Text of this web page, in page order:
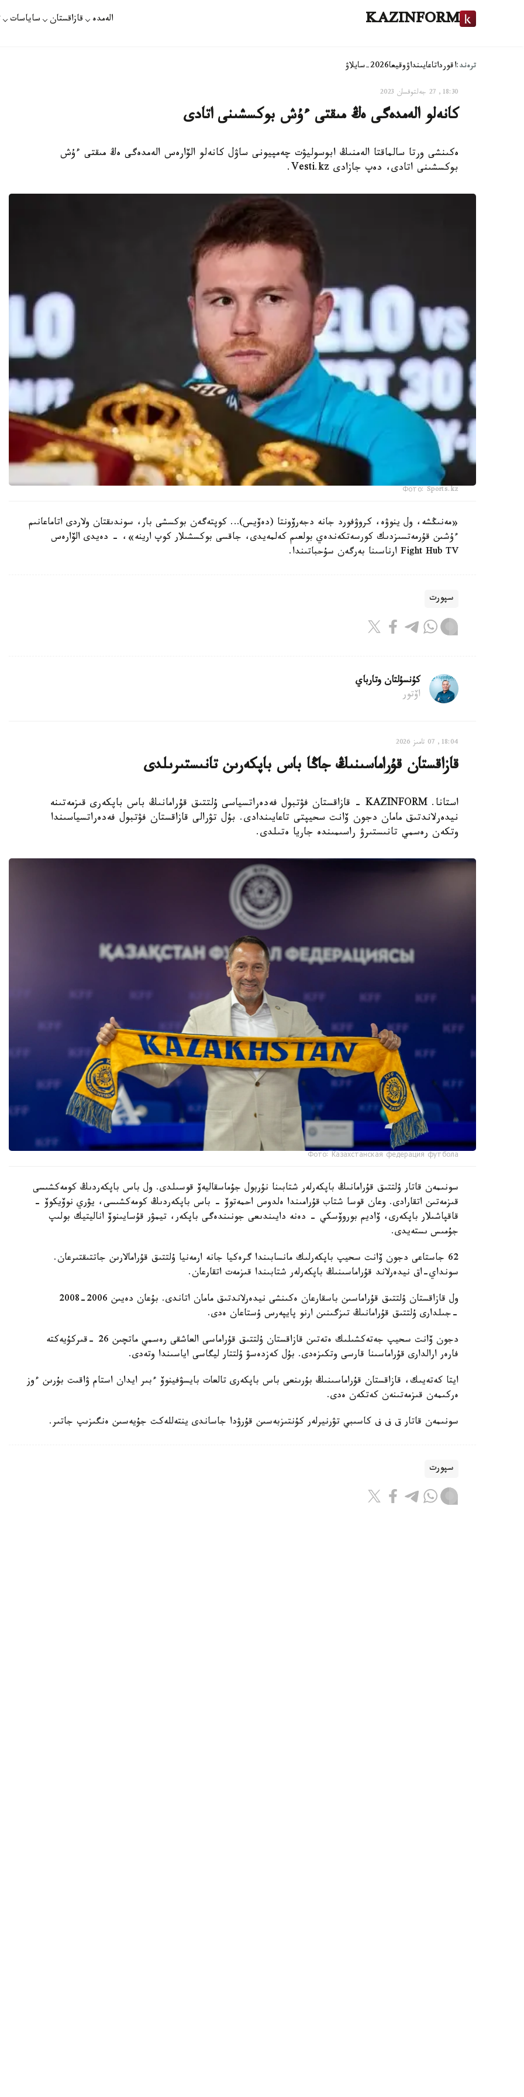
KAZINFORM الەمدە قازاقستان ساياسات
ترەند:اقورداتاعايىنداۋوقيعا2026-سايلاۋ
18:30, 27 جەلتوقسان 2023
كانەلو الەمدەگى ەڭ مىقتى ءۇش بوكسشىنى اتادى
ەكىنشى ورتا سالماقتا الەمنىڭ ابوسوليۋت چەمپيونى ساۋل كانەلو الۆارەس الەمدەگى ەڭ مىقتى ءۇش
بوكسشىنى اتادى، دەپ جازادى Vesti.kz.
Фото: Sports.kz
«مەنىڭشە، ول ينوۋە، كروۋفورد جانە دجەرۆونتا (دەۆيس)… كوپتەگەن بوكسشى بار، سوندىقتان ولاردى اتاماعانىم
ءۇشىن قۇرمەتسىزدىك كورسەتكەندەي بولعىم كەلمەيدى، جاقسى بوكسشىلار كوپ ارينە»، - دەيدى الۆارەس
Fight Hub TV ارناسىنا بەرگەن سۇحباتىندا.
سپورت
كۇنسۇلتان وتارباي
اۆتور
18:04, 07 تامىز 2026
قازاقستان قۇراماسىنىڭ جاڭا باس باپكەرىن تانىستىرىلدى
استانا. KAZINFORM - قازاقستان فۋتبول فەدەراتسياسى ۇلتتىق قۇرامانىڭ باس باپكەرى قىزمەتىنە
نيدەرلاندتىق مامان دجون ۆانت سحيپتى تاعايىندادى. بۇل تۋرالى قازاقستان فۋتبول فەدەراتسياسىندا
وتكەن رەسمي تانىستىرۋ راسىمىندە جاريا ەتىلدى.
Фото: Казахстанская федерация футбола
سونىمەن قاتار ۇلتتىق قۇرامانىڭ باپكەرلەر شتابىنا نۇربول جۇماسقاليەۆ قوسىلدى. ول باس باپكەردىڭ كومەكشىسى
قىزمەتىن اتقارادى. وعان قوسا شتاب قۇرامىندا ەلدوس احمەتوۆ - باس باپكەردىڭ كومەكشىسى، يۋري نوۆيكوۆ -
قاقپاشىلار باپكەرى، ۆاديم بوروۆسكي - دەنە دايىندىعى جونىندەگى باپكەر، تيمۋر قۇسايىنوۆ اناليتيك بولىپ
جۇمىس ىستەيدى.
62 جاستاعى دجون ۆانت سحيپ باپكەرلىك مانسابىندا گرەكيا جانە ارمەنيا ۇلتتىق قۇرامالارىن جاتتىقتىرعان.
سونداي-اق نيدەرلاند قۇراماسىنىڭ باپكەرلەر شتابىندا قىزمەت اتقارعان.
ول قازاقستان ۇلتتىق قۇراماسىن باسقارعان ەكىنشى نيدەرلاندتىق مامان اتاندى. بۇعان دەيىن 2006-2008
-جىلدارى ۇلتتىق قۇرامانىڭ تىزگىنىن ارنو پايپەرس ۇستاعان ەدى.
دجون ۆانت سحيپ جەتەكشىلىك ەتەتىن قازاقستان ۇلتتىق قۇراماسى العاشقى رەسمي ماتچىن 26 -قىركۇيەكتە
فارەر ارالدارى قۇراماسىنا قارسى وتكىزەدى. بۇل كەزدەسۋ ۇلتتار ليگاسى اياسىندا وتەدى.
ايتا كەتەيىك، قازاقستان قۇراماسىنىڭ بۇرىنعى باس باپكەرى تالعات بايسۋفينوۆ ءبىر ايدان استام ۋاقىت بۇرىن ءوز
ەركىمەن قىزمەتىنەن كەتكەن ەدى.
سونىمەن قاتار ق ف ف كاسىبي تۋرنيرلەر كۇنتىزبەسىن قۇرۋدا جاساندى ينتەللەكت جۇيەسىن ەنگىزىپ جاتىر.
سپورت